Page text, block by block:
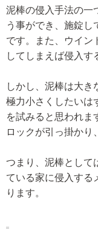
泥棒の侵入手法の一
う事ができ、施錠
です。また、ウイン
してしまえば侵入す
しかし、泥棒は大
極力小さくしたいは
を試みると思われま
ロックが引っ掛かり
つまり、泥棒として
ている家に侵入する
ります。